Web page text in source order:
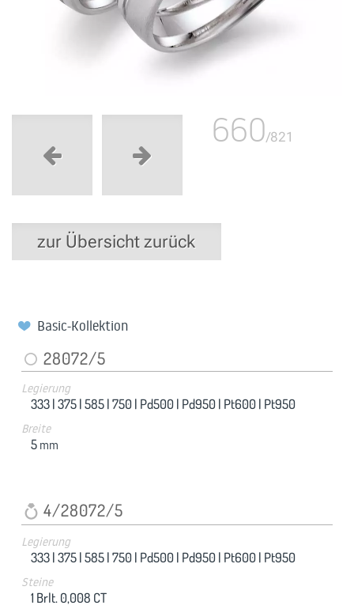
660/821
zur Übersicht zurück
Basic-Kollektion
28072/5
Legierung
333 |375 |585 |750 | Pd500 | Pd950 | Pt600 | Pt950
Breite
5 mm
4/28072/5
Legierung
333 |375 |585 |750 | Pd500 | Pd950 | Pt600 | Pt950
Steine
1 Brlt. 0,008 CT